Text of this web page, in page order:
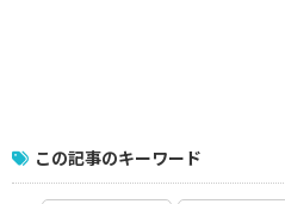
この記事のキーワード